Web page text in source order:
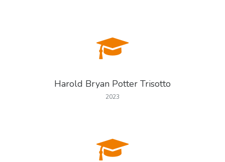
Harold Bryan Potter Trisotto
2023